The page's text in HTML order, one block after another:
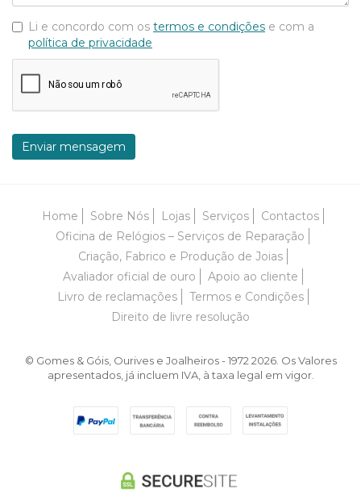
Li e concordo com os termos e condições e com a
política de privacidade
Enviar mensagem
Home Sobre Nós Lojas Serviços
Contactos
Oficina de Relógios – Serviços de Reparação
Criação, Fabrico e Produção de Joias
Avaliador oficial de ouro
Apoio ao cliente
Livro de reclamações
Termos e Condições
Direito de livre resolução
© Gomes & Góis, Ourives e Joalheiros - 1972 2026. Os Valores
apresentados, já incluem IVA, à taxa legal em vigor.